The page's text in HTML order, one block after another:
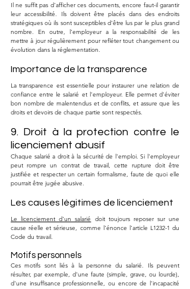
Il ne suffit pas d'afficher ces documents, encore faut-il garantir
leur accessibilité. Ils doivent être placés dans des endroits
stratégiques où ils sont susceptibles d'être lus par le plus grand
nombre. En outre, l'employeur a la responsabilité de les
mettre à jour régulièrement pour refléter tout changement ou
évolution dans la réglementation.
Importance de la transparence
La transparence est essentielle pour instaurer une relation de
confiance entre le salarié et l'employeur. Elle permet d'éviter
bon nombre de malentendus et de conflits, et assure que les
droits et devoirs de chaque partie sont respectés.
9. Droit à la protection contre le
licenciement abusif
Chaque salarié a droit à la sécurité de l'emploi. Si l'employeur
peut rompre un contrat de travail, cette rupture doit être
justifiée et respecter un certain formalisme, faute de quoi elle
pourrait être jugée abusive.
Les causes légitimes de licenciement
Le licenciement d'un salarié
doit toujours reposer sur une
cause réelle et sérieuse, comme l'énonce l'article L1232-1 du
Code du travail.
Motifs personnels
Ces motifs sont liés à la personne du salarié. Ils peuvent
résulter, par exemple, d'une faute (simple, grave, ou lourde),
d'une insuffisance professionnelle, ou encore de l'incapacité